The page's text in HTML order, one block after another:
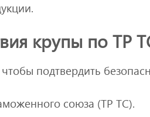
крупы по ТР
подтвердить
союза (ТР ТС).